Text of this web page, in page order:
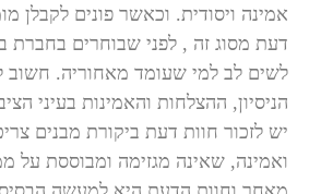
אמינה ויסודית. וכאשר פונים לקבלן
דעת מסוג זה , לפני שבוחרים בחברת
לשים לב למי שעומד מאחוריה. חשוב
הניסיון, ההצלחות והאמינות בעיני
יש לזכור חוות דעת ביקורת מבנים
ואמינה, שאינה מגזימה ומבוססת על